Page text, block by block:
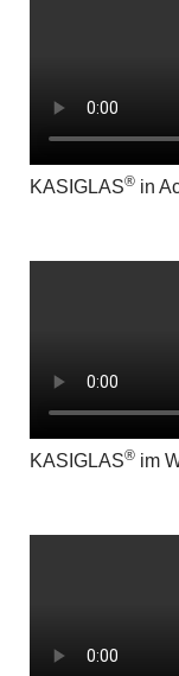
KASIGLAS® in
KASIGLAS® im